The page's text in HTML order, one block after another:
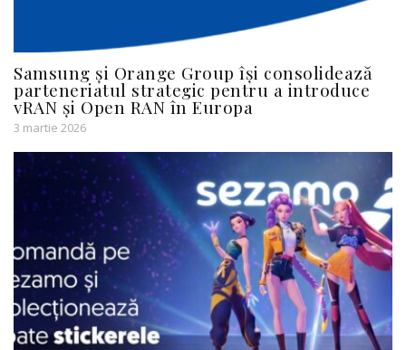
Samsung și Orange Group își consolidează
parteneriatul strategic pentru a introduce
vRAN și Open RAN în Europa
3 martie 2026